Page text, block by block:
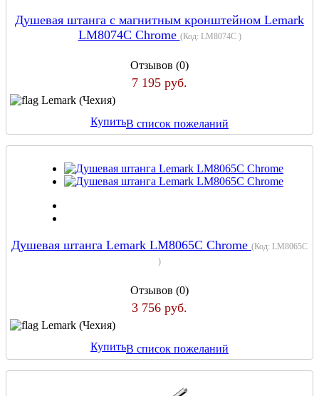
Душевая штанга с магнитным кронштейном Lemark
LM8074C Chrome (Код: LM8074C )
Отзывов (0)
7 195 руб.
Lemark (Чехия)
КупитьВ список пожеланий
Душевая штанга Lemark LM8065C Chrome (Код: LM8065C
)
Отзывов (0)
3 756 руб.
Lemark (Чехия)
КупитьВ список пожеланий